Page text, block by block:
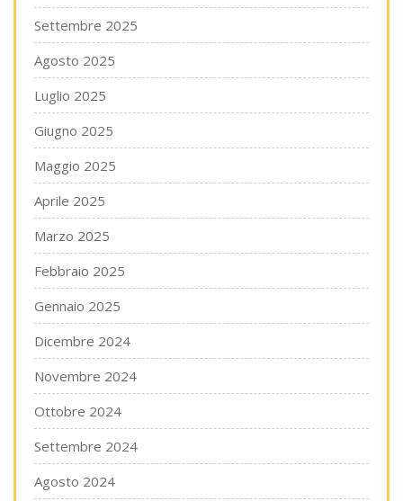
Settembre 2025
Agosto 2025
Luglio 2025
Giugno 2025
Maggio 2025
Aprile 2025
Marzo 2025
Febbraio 2025
Gennaio 2025
Dicembre 2024
Novembre 2024
Ottobre 2024
Settembre 2024
Agosto 2024